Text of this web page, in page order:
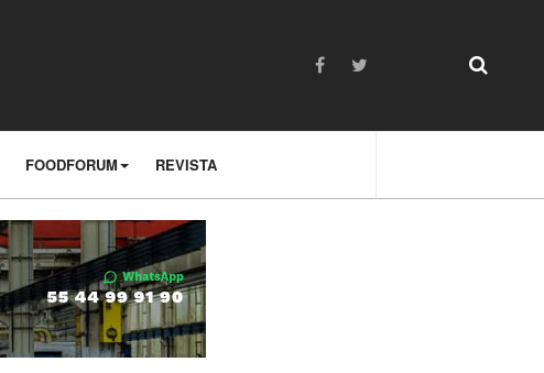
FOODFORUM REVISTA